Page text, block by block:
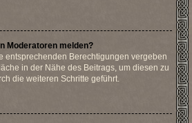
Moderatoren melden?
entsprechenden Berechtigungen vergeben
in der Nähe des Beitrags, um diesen zu
die weiteren Schritte geführt.